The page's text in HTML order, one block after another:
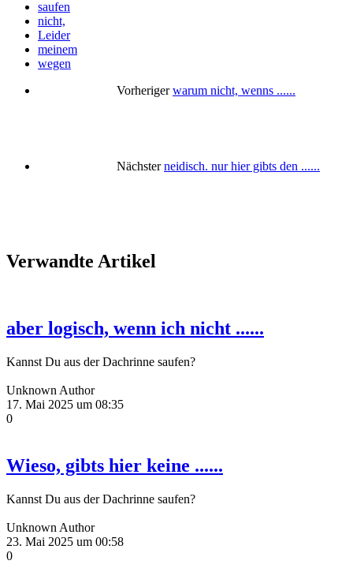
saufen
nicht,
Leider
meinem
wegen
Vorheriger warum nicht, wenns ......
Nächster neidisch. nur hier gibts den ......
Verwandte Artikel
aber logisch, wenn ich nicht ......
Kannst Du aus der Dachrinne saufen?
Unknown Author
17. Mai 2025 um 08:35
0
Wieso, gibts hier keine ......
Kannst Du aus der Dachrinne saufen?
Unknown Author
23. Mai 2025 um 00:58
0